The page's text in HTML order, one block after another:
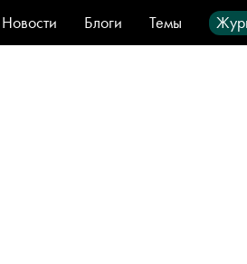
Новости Блоги Темы
Стиль
Видео